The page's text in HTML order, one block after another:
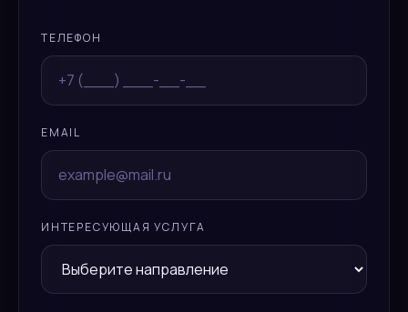
ТЕЛЕФОН
EMAIL
ИНТЕРЕСУЮЩАЯ УСЛУГА